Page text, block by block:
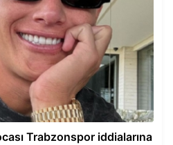
Trabzonspor iddialarına